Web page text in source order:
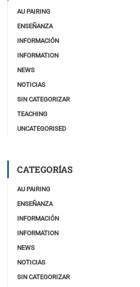
AU PAIRING
ENSEÑANZA
INFORMACIÓN
INFORMATION
NEWS
NOTICIAS
SIN CATEGORIZAR
TEACHING
UNCATEGORISED
CATEGORÍAS
AU PAIRING
ENSEÑANZA
INFORMACIÓN
INFORMATION
NEWS
NOTICIAS
SIN CATEGORIZAR